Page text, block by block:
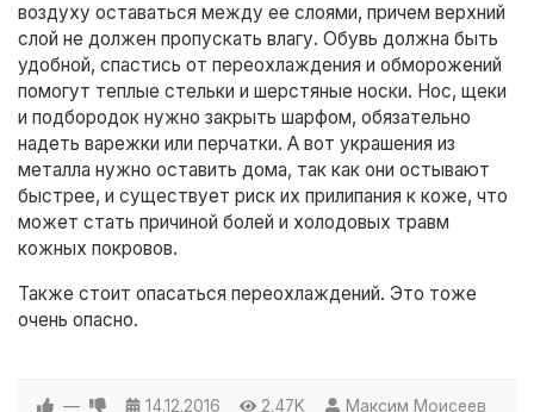
воздуху оставаться между ее слоями, причем верхний
слой не должен пропускать влагу. Обувь должна быть
удобной, спастись от переохлаждения и обморожений
помогут теплые стельки и шерстяные носки. Нос, щеки
и подбородок нужно закрыть шарфом, обязательно
надеть варежки или перчатки. А вот украшения из
металла нужно оставить дома, так как они остывают
быстрее, и существует риск их прилипания к коже, что
может стать причиной болей и холодовых травм
кожных покровов.
Также стоит опасаться переохлаждений. Это тоже
очень опасно.
— 14.12.2016 2.47K Максим Моисеев